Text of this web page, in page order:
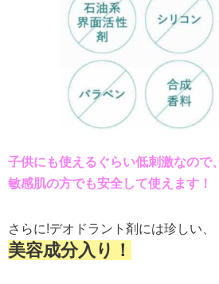
子供にも使えるぐらい低刺激なので、
敏感肌の方でも安全して使えます！
さらに!デオドラント剤には珍しい、
美容成分入り！